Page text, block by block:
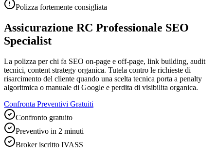
Polizza fortemente consigliata
Assicurazione RC Professionale SEO
Specialist
La polizza per chi fa SEO on-page e off-page, link building, audit
tecnici, content strategy organica. Tutela contro le richieste di
risarcimento del cliente quando una scelta tecnica porta a penalty
algoritmica o manuale di Google e perdita di visibilita organica.
Confronta Preventivi Gratuiti
Confronto gratuito
Preventivo in 2 minuti
Broker iscritto IVASS